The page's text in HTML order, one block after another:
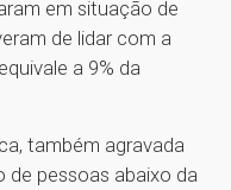
em situação de
de lidar com a
a 9% da
também agravada
de pessoas abaixo da